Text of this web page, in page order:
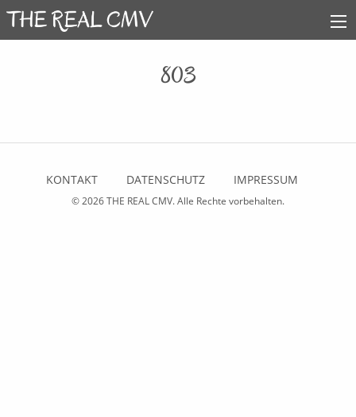
803
KONTAKT DATENSCHUTZ IMPRESSUM
© 2026THE REAL CMV. Alle Rechte vorbehalten.